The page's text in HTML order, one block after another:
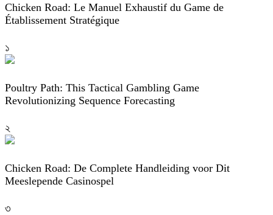
Chicken Road: Le Manuel Exhaustif du Game de
Établissement Stratégique
১
Poultry Path: This Tactical Gambling Game
Revolutionizing Sequence Forecasting
২
Chicken Road: De Complete Handleiding voor Dit
Meeslepende Casinospel
৩